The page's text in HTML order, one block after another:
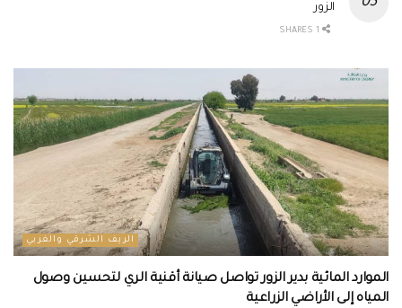
الزور
الريف الشرقي والغربي
الموارد المائية بدير الزور تواصل صيانة أقنية الري لتحسين وصول
المياه إلى الأراضي الزراعية